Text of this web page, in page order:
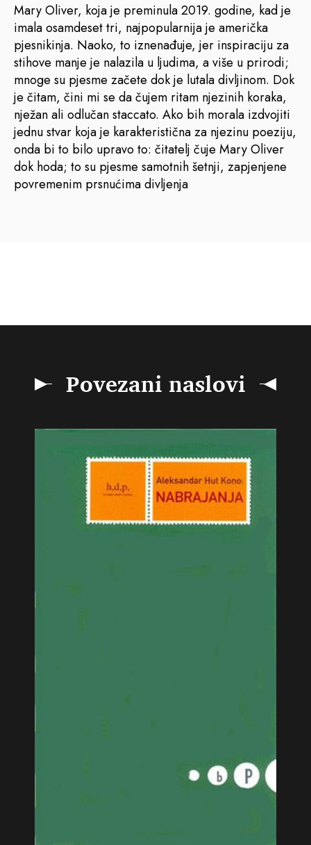
Mary Oliver, koja je preminula 2019. godine, kad je
imala osamdeset tri, najpopularnija je američka
pjesnikinja. Naoko, to iznenađuje, jer inspiraciju za
stihove manje je nalazila u ljudima, a više u prirodi;
mnoge su pjesme začete dok je lutala divljinom. Dok
je čitam, čini mi se da čujem ritam njezinih koraka,
nježan ali odlučan staccato. Ako bih morala izdvojiti
jednu stvar koja je karakteristična za njezinu poeziju,
onda bi to bilo upravo to: čitatelj čuje Mary Oliver
dok hoda; to su pjesme samotnih šetnji, zapjenjene
povremenim prsnućima divljenja
Povezani naslovi